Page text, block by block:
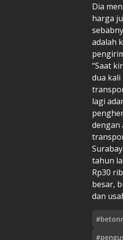
Dia
harga
adalah
“Saat
dua kali
lagi
dengan
tahun
Rp30
besar,
dan
#
#